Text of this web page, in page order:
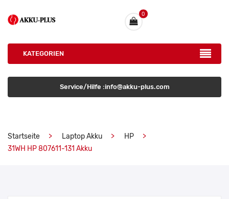
0
KATEGORIEN
Service/Hilfe :info@akku-plus.com
Startseite Laptop Akku
HP
31WH HP 807611-131 Akku